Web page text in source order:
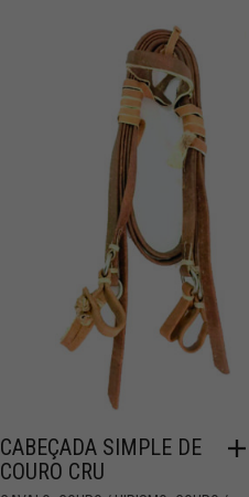
CABEÇADA SIMPLE DE
COURO CRU